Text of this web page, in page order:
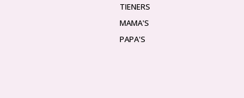
TIENERS
MAMA'S
PAPA'S